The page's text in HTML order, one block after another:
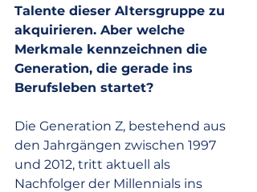
Talente dieser Altersgruppe zu
akquirieren. Aber welche
Merkmale kennzeichnen die
Generation, die gerade ins
Berufsleben startet?
Die Generation Z, bestehend aus
den Jahrgängen zwischen 1997
und 2012, tritt aktuell als
Nachfolger der Millennials ins